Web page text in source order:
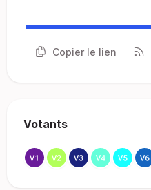
Copier le lien
Votants